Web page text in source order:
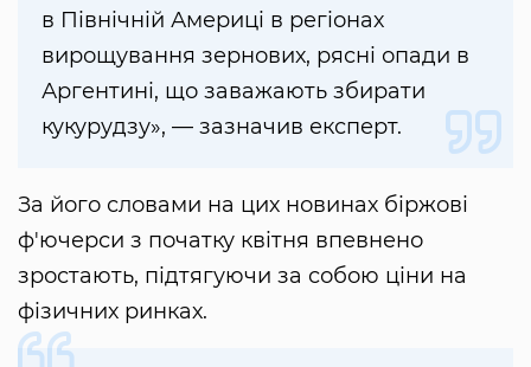
в Північній Америці в регіонах
вирощування зернових, рясні опади в
Аргентині, що заважають збирати
кукурудзу», — зазначив експерт.
За його словами на цих новинах біржові
ф'ючерси з початку квітня впевнено
зростають, підтягуючи за собою ціни на
фізичних ринках.